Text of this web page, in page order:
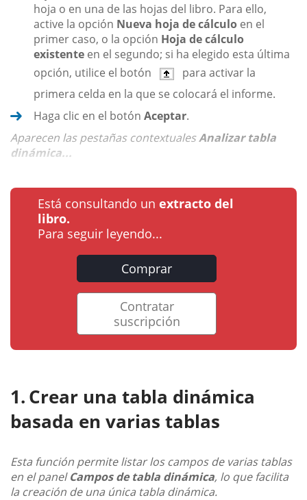
hoja o en una de las hojas del libro. Para ello,
active la opción Nueva hoja de cálculo en el
primer caso, o la opción Hoja de cálculo
existente en el segundo; si ha elegido esta última
opción, utilice el botón
para activar la
primera celda en la que se colocará el informe.
Haga clic en el botón Aceptar.
Aparecen las pestañas contextualesAnalizar tabla
dinámica...
Está consultando un extracto del
libro.
Para seguir leyendo...
Comprar
Contratar
suscripción
Crear una tabla dinámica
basada en varias tablas
Esta función permite listar los campos de varias tablas
en el panelCampos de tabla dinámica, lo que facilita
la creación de una única tabla dinámica.